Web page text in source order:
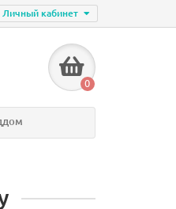
Личный кабинет
0